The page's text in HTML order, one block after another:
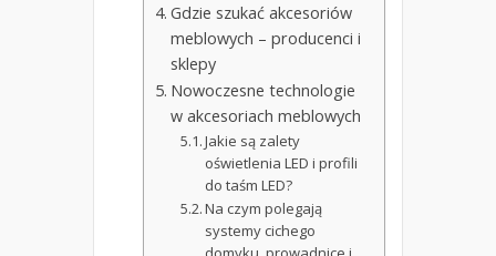
Gdzie szukać akcesoriów
meblowych – producenci i
sklepy
Nowoczesne technologie
w akcesoriach meblowych
Jakie są zalety
oświetlenia LED i profili
do taśm LED?
Na czym polegają
systemy cichego